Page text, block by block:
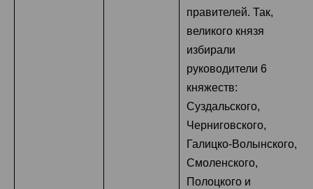
правителей. Так,
великого князя
избирали
руководители 6
княжеств:
Суздальского,
Черниговского,
Галицко-Волынского,
Смоленского,
Полоцкого и